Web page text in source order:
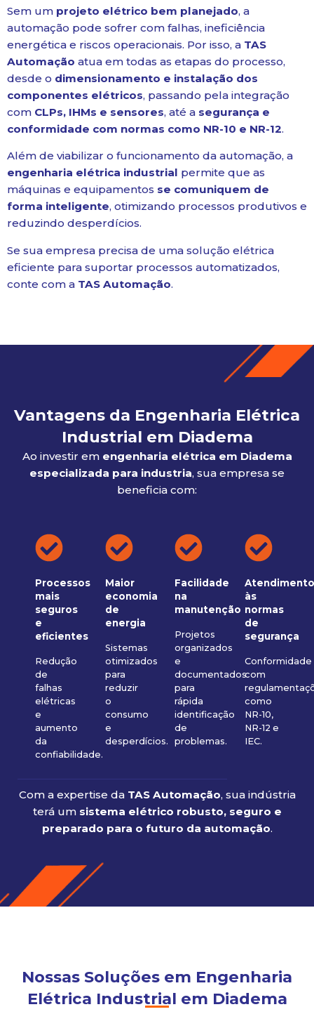
Sem um projeto elétrico bem planejado, a
automação pode sofrer com falhas, ineficiência
energética e riscos operacionais. Por isso, a TAS
Automação atua em todas as etapas do processo,
desde o dimensionamento e instalação dos
componentes elétricos, passando pela integração
com CLPs, IHMs e sensores, até a segurança e
conformidade com normas como NR-10 e NR-12.
Além de viabilizar o funcionamento da automação, a
engenharia elétrica industrial permite que as
máquinas e equipamentos se comuniquem de
forma inteligente, otimizando processos produtivos e
reduzindo desperdícios.
Se sua empresa precisa de uma solução elétrica
eficiente para suportar processos automatizados,
conte com a TAS Automação.
Vantagens da Engenharia Elétrica
Industrial em Diadema
Ao investir em engenharia elétrica em Diadema
especializada para industria, sua empresa se
beneficia com:
Processos
mais
seguros
e
eficientes
Redução
de
falhas
elétricas
e
aumento
da
confiabilidade.
Maior
economia
de
energia
Sistemas
otimizados
para
reduzir
o
consumo
e
desperdícios.
Facilidade
na
manutenção
Projetos
organizados
e
documentados
para
rápida
identificação
de
problemas.
Atendimento
às
normas
de
segurança
Conformidade
com
como
NR-10,
NR-12 e
IEC.
Com a expertise da TAS Automação, sua indústria
terá um sistema elétrico robusto, seguro e
preparado para o futuro da automação.
Nossas Soluções em Engenharia
Elétrica Industrial em Diadema